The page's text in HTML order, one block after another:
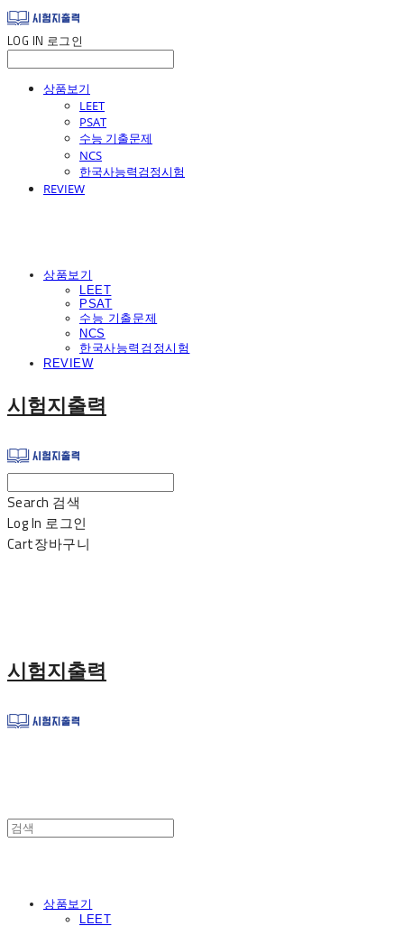
LOG IN 로그인
상품보기
LEET
PSAT
수능 기출문제
NCS
한국사능력검정시험
REVIEW
상품보기
LEET
PSAT
수능 기출문제
NCS
한국사능력검정시험
REVIEW
시험지출력
Search 검색
Log In 로그인
Cart장바구니
시험지출력
상품보기
LEET